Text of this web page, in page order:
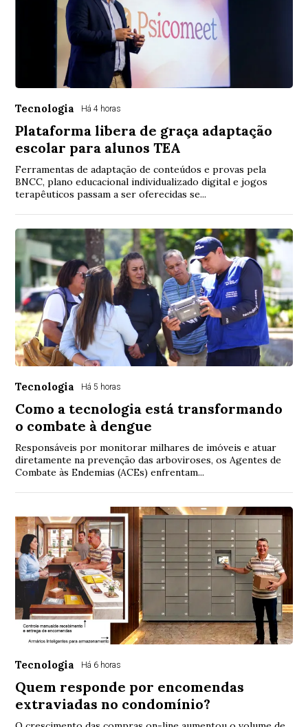
Tecnologia Há 4 horas
Plataforma libera de graça adaptação
escolar para alunos TEA
Ferramentas de adaptação de conteúdos e provas pela
BNCC, plano educacional individualizado digital e jogos
terapêuticos passam a ser oferecidas se...
Tecnologia Há 5 horas
Como a tecnologia está transformando
o combate à dengue
Responsáveis por monitorar milhares de imóveis e atuar
diretamente na prevenção das arboviroses, os Agentes de
Combate às Endemias (ACEs) enfrentam...
Tecnologia Há 6 horas
Quem responde por encomendas
extraviadas no condomínio?